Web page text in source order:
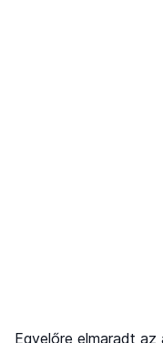
Egyelőre elmaradt az